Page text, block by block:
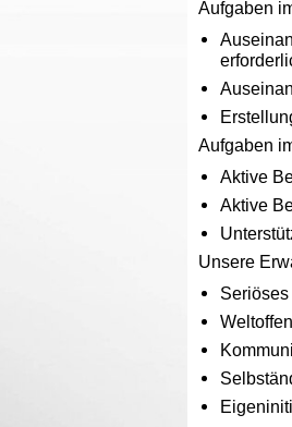
Aufgaben
Aufgaben
Aktive
Aktive
Unsere